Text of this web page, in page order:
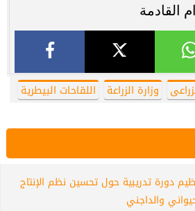
القادمة
وزارة الزراعة اللقاحات البيطرية
دورة تدريبية حول تحسين نظم الإنتاج
والداجني